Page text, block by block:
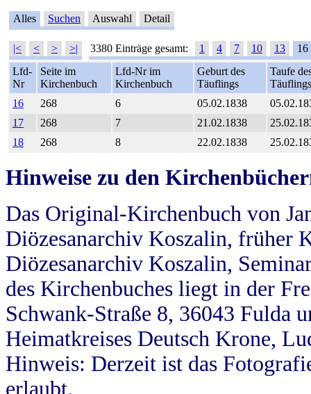
Alles Suchen Auswahl Detail
|< < > >| 3380 Einträge gesamt: 1 4 7 10 13
16
Lfd-
Nr
Seite im
Kirchenbuch
Lfd-Nr im
Kirchenbuch
Geburt des
Täuflings
Taufe
Täuflings
16
268 6 05.02.1838
17
268 7 21.02.1838
18
268 8 22.02.1838
Hinweise zu den
Das Original-Kirchenbuch von
Diözesanarchiv Koszalin, früher
Diözesanarchiv Koszalin,
des Kirchenbuches liegt in der
Schwank-Straße 8, 36043 Fulda
Heimatkreises Deutsch Krone,
Hinweis: Derzeit ist das
erlaubt.